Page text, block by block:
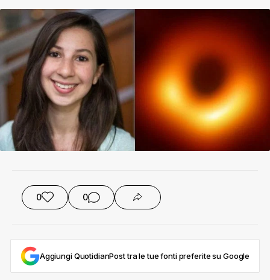
0 0
Aggiungi QuotidianPost tra le tue fonti preferite su Google